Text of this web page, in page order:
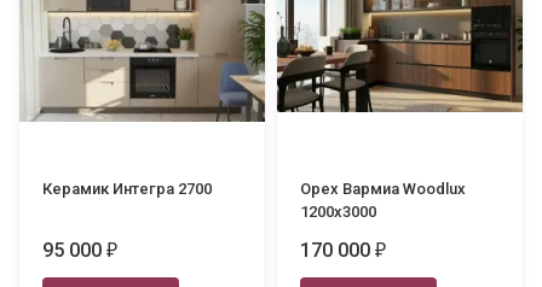
Керамик Интегра 2700
95 000₽
Орех Вармиа Woodlux
1200х3000
170 000₽